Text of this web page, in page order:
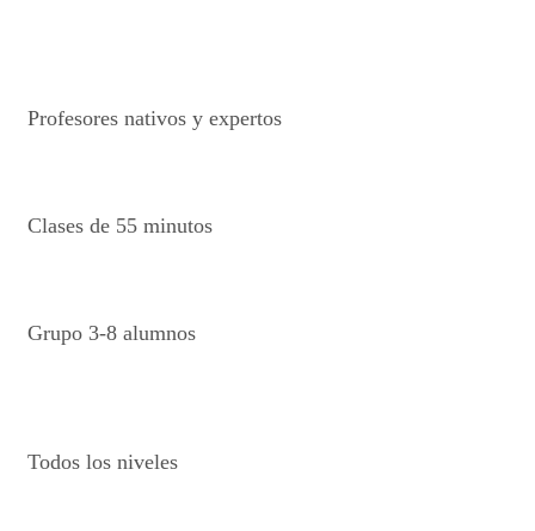
Profesores nativos y expertos
Clases de 55 minutos
Grupo 3-8 alumnos
Todos los niveles